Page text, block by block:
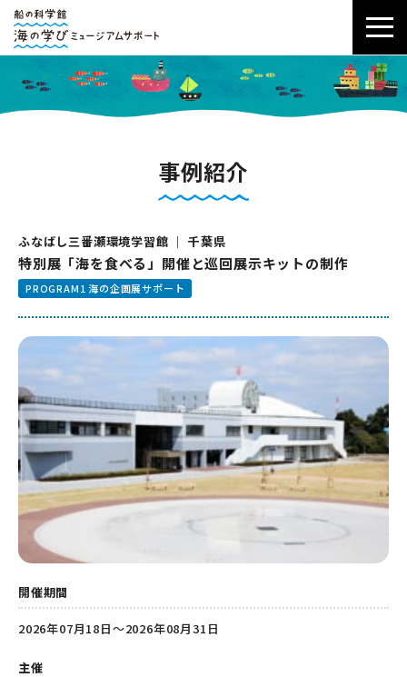
事例紹介
ふなばし三番瀬環境学習館 ｜ 千葉県
特別展「海を食べる」開催と巡回展示キットの制作
PROGRAM1 海の企画展サポート
開催期間
2026年07月18日～2026年08月31日
主催